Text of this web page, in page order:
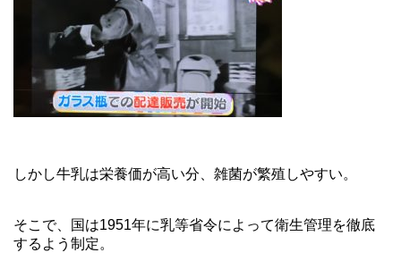
しかし牛乳は栄養価が高い分、雑菌が繁殖しやすい。
そこで、国は1951年に乳等省令によって衛生管理を徹底
するよう制定。